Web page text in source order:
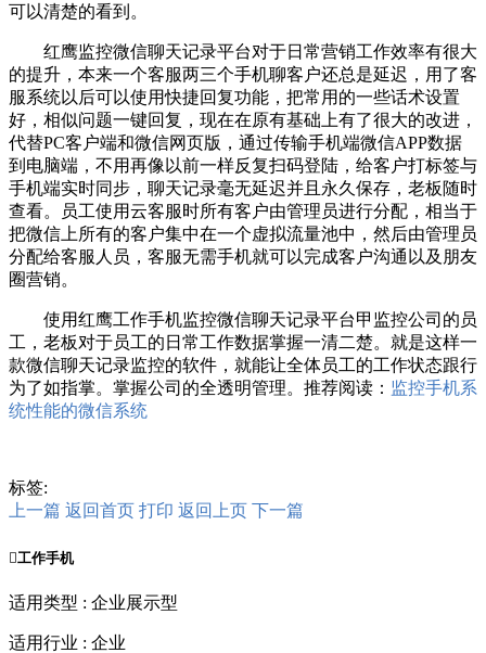
可以清楚的看到。
红鹰监控微信聊天记录平台对于日常营销工作效率有很大
的提升，本来一个客服两三个手机聊客户还总是延迟，用了客
服系统以后可以使用快捷回复功能，把常用的一些话术设置
好，相似问题一键回复，现在在原有基础上有了很大的改进，
代替PC客户端和微信网页版，通过传输手机端微信APP数据
到电脑端，不用再像以前一样反复扫码登陆，给客户打标签与
手机端实时同步，聊天记录毫无延迟并且永久保存，老板随时
查看。员工使用云客服时所有客户由管理员进行分配，相当于
把微信上所有的客户集中在一个虚拟流量池中，然后由管理员
分配给客服人员，客服无需手机就可以完成客户沟通以及朋友
圈营销。
使用红鹰工作手机监控微信聊天记录平台甲监控公司的员
工，老板对于员工的日常工作数据掌握一清二楚。就是这样一
款微信聊天记录监控的软件，就能让全体员工的工作状态跟行
为了如指掌。掌握公司的全透明管理。推荐阅读： 监控手机系
统性能的微信系统
标签:
上一篇 返回首页 打印 返回上页 下一篇
工作手机
适用类型 : 企业展示型
适用行业 : 企业